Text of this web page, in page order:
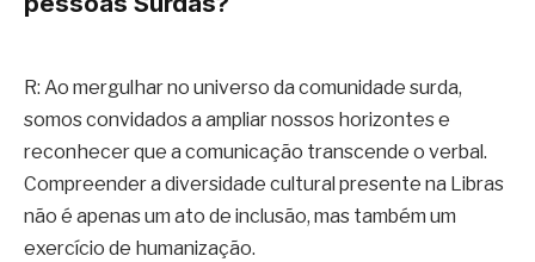
R: Ao mergulhar no universo da comunidade surda,
somos convidados a ampliar nossos horizontes e
reconhecer que a comunicação transcende o verbal.
Compreender a diversidade cultural presente na Libras
não é apenas um ato de inclusão, mas também um
exercício de humanização.